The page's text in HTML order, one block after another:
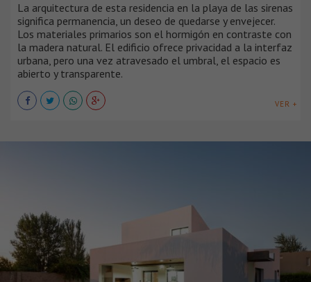
La arquitectura de esta residencia en la playa de las sirenas
significa permanencia, un deseo de quedarse y envejecer.
Los materiales primarios son el hormigón en contraste con
la madera natural. El edificio ofrece privacidad a la interfaz
urbana, pero una vez atravesado el umbral, el espacio es
abierto y transparente.
VER +